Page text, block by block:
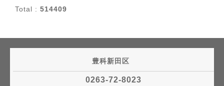
Total : 514409
豊科新田区
0263-72-8023